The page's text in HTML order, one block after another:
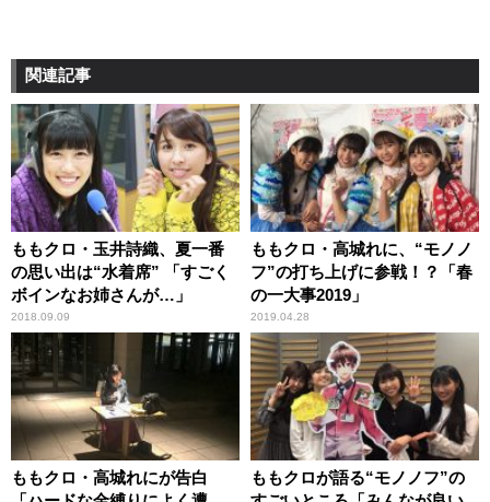
関連記事
ももクロ・玉井詩織、夏一番
の思い出は“水着席” 「すごく
ボインなお姉さんが…」
2018.09.09
ももクロ・高城れに、“モノノ
フ”の打ち上げに参戦！？「春
の一大事2019」
2019.04.28
ももクロ・高城れにが告白
ももクロが語る“モノノフ”の